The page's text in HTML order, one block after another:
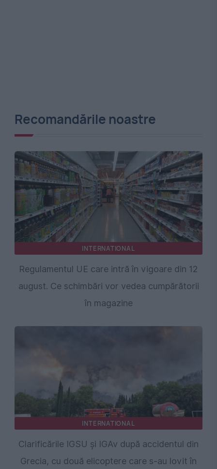
Recomandările noastre
INTERNATIONAL
Regulamentul UE care intră în vigoare din 12
august. Ce schimbări vor vedea cumpărătorii
în magazine
INTERNATIONAL
Clarificările IGSU și IGAv după accidentul din
Grecia, cu două elicoptere care s-au lovit în